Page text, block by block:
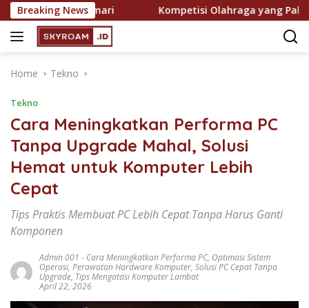
Skip
to
content
Breaking News
Digemari Kompetisi Olahraga yang Paling
Home Tekno
Tekno
Cara Meningkatkan Performa PC
Tanpa Upgrade Mahal, Solusi
Hemat untuk Komputer Lebih
Cepat
Tips Praktis Membuat PC Lebih Cepat Tanpa Harus Ganti
Komponen
Admin 001 - Cara Meningkatkan Performa PC, Optimasi Sistem
Operasi, Perawatan Hardware Komputer, Solusi PC Cepat Tanpa
Upgrade, Tips Mengatasi Komputer Lambat
April 22, 2026